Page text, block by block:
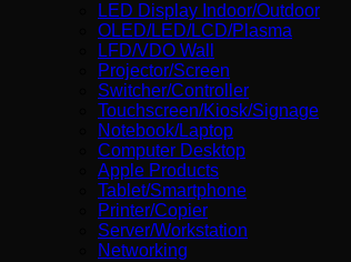
LED Display Indoor/Outdoor
OLED/LED/LCD/Plasma
LFD/VDO Wall
Projector/Screen
Switcher/Controller
Touchscreen/Kiosk/Signage
Notebook/Laptop
Computer Desktop
Apple Products
Tablet/Smartphone
Printer/Copier
Server/Workstation
Networking